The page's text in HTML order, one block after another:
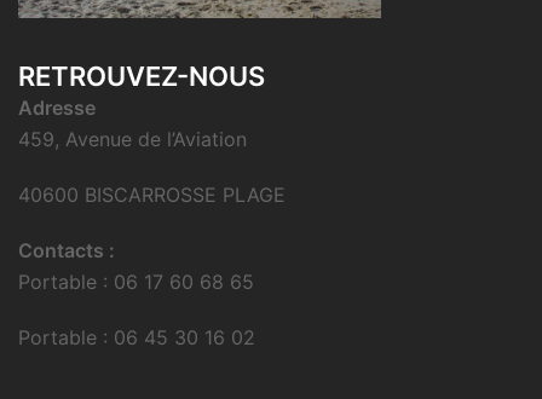
RETROUVEZ-NOUS
Adresse
459, Avenue de l’Aviation
40600 BISCARROSSE PLAGE
Contacts :
Portable : 06 17 60 68 65
Portable : 06 45 30 16 02